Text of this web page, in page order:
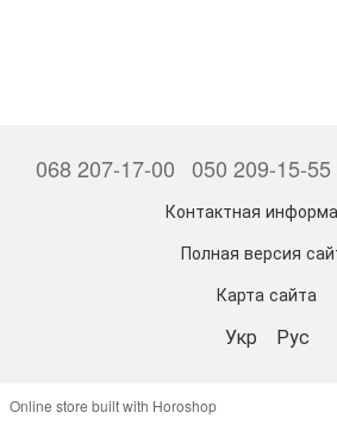
068 207-17-00 050 209-15-55
Контактная
Полная версия
Карта сайта
Укр Рус
Online store built with Horoshop